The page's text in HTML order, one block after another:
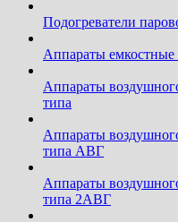
Подогреватели
Аппараты
Аппараты
типа
Аппараты
типа АВГ
Аппараты
типа 2АВГ